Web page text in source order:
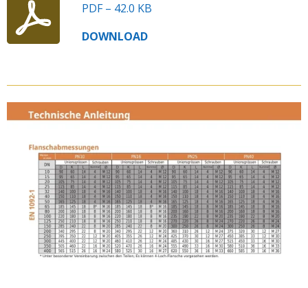
PDF – 42.0 KB
DOWNLOAD